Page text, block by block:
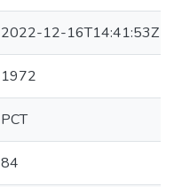
2022-12-16T14:41:53Z
1972
PCT
84